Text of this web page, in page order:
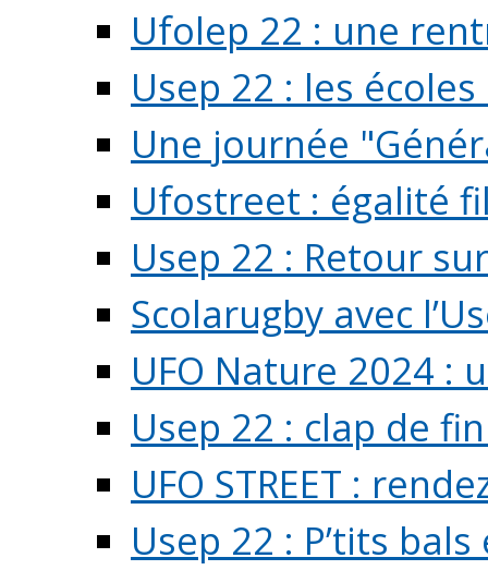
Ufolep 22 : une
Usep 22 : les
Une journée
Ufostreet : égalité
Usep 22 : Retour
Scolarugby avec
UFO Nature 2024 :
Usep 22 : clap de
UFO STREET :
Usep 22 : P’tits